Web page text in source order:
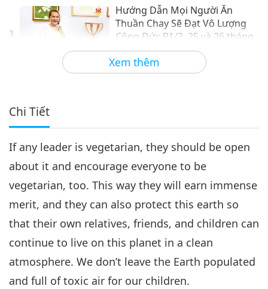
Xem thêm
3
Hướng Dẫn Mọi Người Ăn
Thuần Chay Sẽ Đạt Vô Lượng
Công Đức P1/2, 25 và 26 tháng
7 , 2013, Pháp
2017-10-05 4912
4
59:17
7 , 2013, Pháp
Lời Thánh Khải 2017-10-06 5666Lượt Xem
1:01:04
Hướng Dẫn Mọi Người Ăn
Thuần Chay Sẽ Đạt Vô Lượng
Công Đức P1/1, 25 và 26 tháng
2017-10-07
Chi Tiết
If any leader is vegetarian, they should be open
about it and encourage everyone to be
vegetarian, too. This way they will earn immense
merit, and they can also protect this earth so
that their own relatives, friends, and children can
continue to live on this planet in a clean
atmosphere. We don’t leave the Earth populated
and full of toxic air for our children.